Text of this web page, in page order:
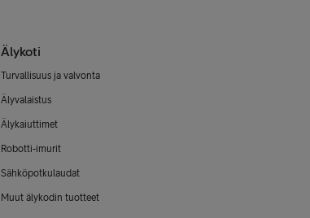
Älykoti
Turvallisuus ja valvonta
Älyvalaistus
Älykaiuttimet
Robotti-imurit
Sähköpotkulaudat
Muut älykodin tuotteet